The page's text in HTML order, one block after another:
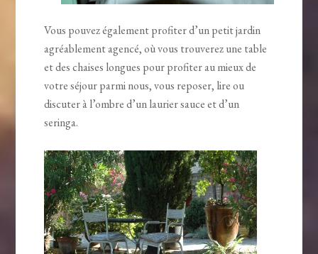
Vous pouvez également profiter d’un petit jardin
agréablement agencé, où vous trouverez une table
et des chaises longues pour profiter au mieux de
votre séjour parmi nous, vous reposer, lire ou
discuter à l’ombre d’un laurier sauce et d’un
seringa.